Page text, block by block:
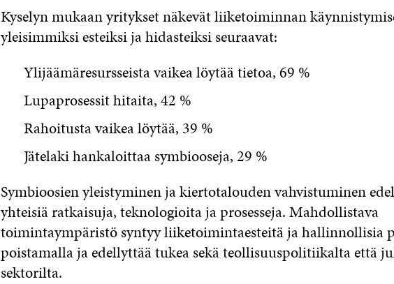
Kyselyn mukaan yritykset näkevät liiketoiminnan
yleisimmiksi esteiksi ja hidasteiksi seuraavat:
Ylijäämäresursseista vaikea löytää tietoa, 69 %
Lupaprosessit hitaita, 42 %
Rahoitusta vaikea löytää, 39 %
Jätelaki hankaloittaa symbiooseja, 29 %
Symbioosien yleistyminen ja kiertotalouden vahvistuminen
yhteisiä ratkaisuja, teknologioita ja prosesseja. Mahdollistava
toimintaympäristö syntyy liiketoimintaesteitä ja hallinnollisia
poistamalla ja edellyttää tukea sekä teollisuuspolitiikalta että
sektorilta.